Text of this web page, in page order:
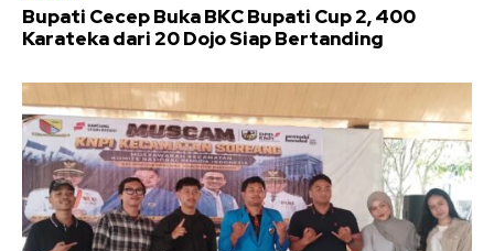
Bupati Cecep Buka BKC Bupati Cup 2, 400
Karateka dari 20 Dojo Siap Bertanding